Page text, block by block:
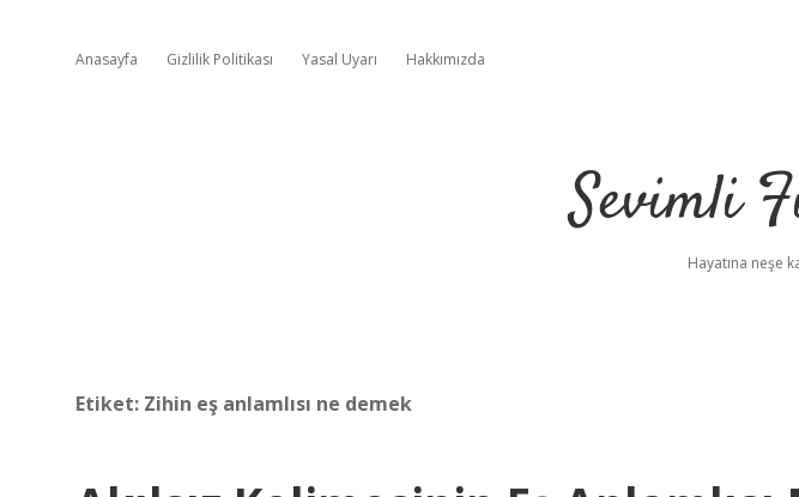
Anasayfa Gizlilik Politikası Yasal Uyarı Hakkımızda
Sevimli
Hayatına neşe
Etiket: Zihin eş anlamlısı ne demek